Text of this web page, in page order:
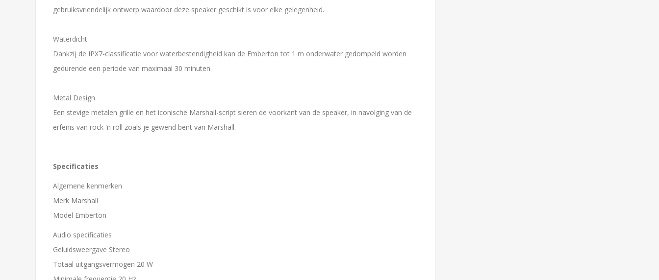
gebruiksvriendelijk ontwerp waardoor deze speaker geschikt is voor elke gelegenheid.
Waterdicht
Dankzij de IPX7-classificatie voor waterbestendigheid kan de Emberton tot 1 m onderwater gedompeld worden
gedurende een periode van maximaal 30 minuten.
Metal Design
Een stevige metalen grille en het iconische Marshall-script sieren de voorkant van de speaker, in navolging van de
erfenis van rock 'n roll zoals je gewend bent van Marshall.
Specificaties
Algemene kenmerken
Merk Marshall
Model Emberton
Audio specificaties
Geluidsweergave Stereo
Totaal uitgangsvermogen 20 W